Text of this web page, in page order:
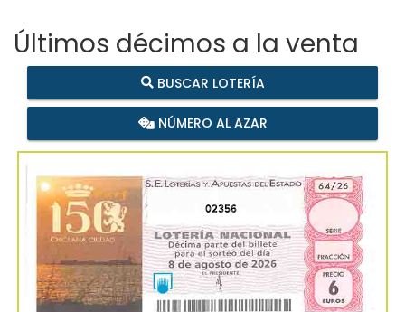
Últimos décimos a la venta
BUSCAR LOTERÍA
NÚMERO AL AZAR
02356